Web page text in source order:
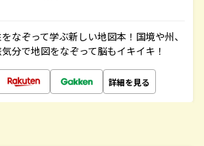
なぞって学ぶ新しい地図本！国境や州、
分で地図をなぞって脳もイキイキ！
詳細を見る